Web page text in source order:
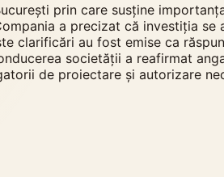
prin care susține
a precizat că investiția
clarificări au fost emise ca
societății a reafirmat
de proiectare și autorizare